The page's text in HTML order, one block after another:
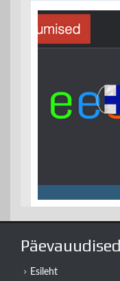
Päevauudised
Esileht